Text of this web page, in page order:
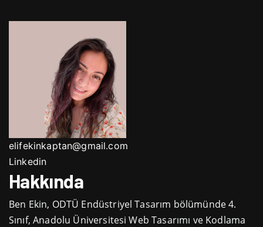
elifekinkaptan@gmail.com
Linkedin
Hakkında
Ben Ekin, ODTÜ Endüstriyel Tasarım bölümünde 4.
Sınıf, Anadolu Üniversitesi Web Tasarımı ve Kodlama